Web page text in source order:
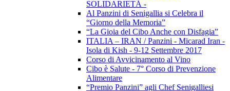
SOLIDARIETÀ -
Al Panzini di Senigallia si Celebra il
“Giorno della Memoria”
“La Gioia del Cibo Anche con Disfagia”
ITALIA – IRAN / Panzini - Micarad Iran -
Isola di Kish - 9-12 Settembre 2017
Corso di Avvicinamento al Vino
Cibo è Salute - 7° Corso di Prevenzione
Alimentare
“Premio Panzini” agli Chef Senigalliesi